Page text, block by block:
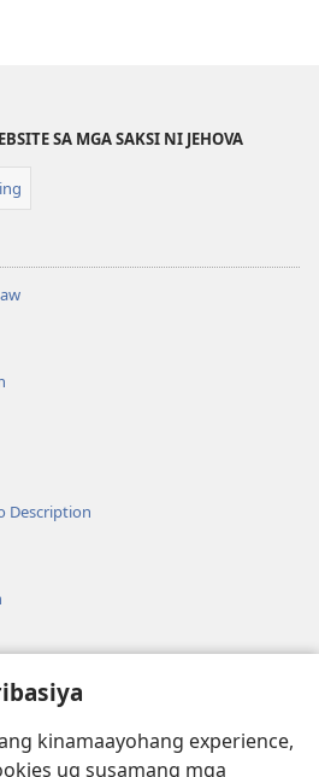
kinamaayohang experience,
ug susamang mga
SA MGA SAKSI NI JEHOVA
Description
LIBRARYA